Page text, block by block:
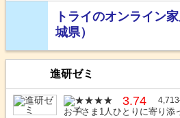
トライのオンライン
城県）
進研ゼミ
3.74 4,713
お子さま1人ひとりに寄り添